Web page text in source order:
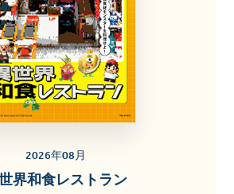
2026年08月
界和食レストラン